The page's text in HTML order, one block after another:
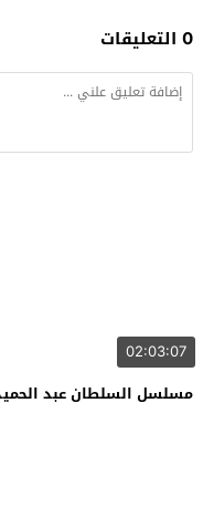
0 التعليقات
02:03:07
مسلسل السلطان عبد الحميد